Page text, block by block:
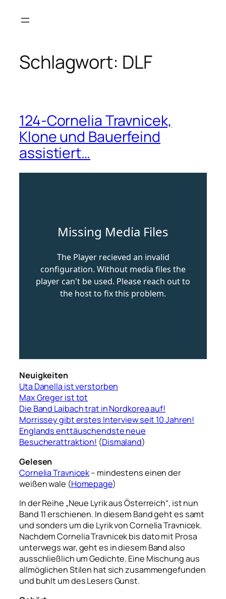
Inhalt
Schlagwort: DLF
124-Cornelia Travnicek,
Klone und Bauerfeind
assistiert…
Neuigkeiten
Uta Danella ist verstorben
Max Greger ist tot
Die Band Laibach trat in Nordkorea auf!
Morrissey gibt erstes Interview seit 10 Jahren!
Englands enttäuschendste neue
Besucherattraktion! (Dismaland)
Gelesen
Cornelia Travnicek– mindestens einen der
weißen wale (Homepage)
In der Reihe „Neue Lyrik aus Österreich“, ist nun
Band 11 erschienen. In diesem Band geht es samt
und sonders um die Lyrik von Cornelia Travnicek.
Nachdem Cornelia Travnicek bis dato mit Prosa
unterwegs war, geht es in diesem Band also
ausschließlich um Gedichte. Eine Mischung aus
allmöglichen Stilen hat sich zusammengefunden
und buhlt um des Lesers Gunst.